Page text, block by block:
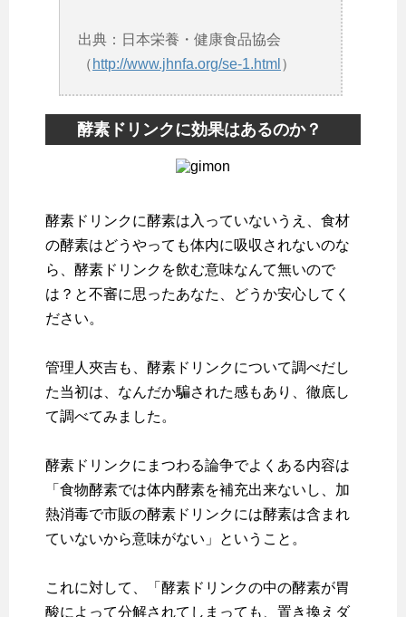
出典：日本栄養・健康食品協会
（ http://www.jhnfa.org/se-1.html ）
酵素ドリンクに効果はあるのか？
酵素ドリンクに酵素は入っていないうえ、食材
の酵素はどうやっても体内に吸収されないのな
ら、酵素ドリンクを飲む意味なんて無いので
は？と不審に思ったあなた、どうか安心してく
ださい。
管理人夾吉も、酵素ドリンクについて調べだし
た当初は、なんだか騙された感もあり、徹底し
て調べてみました。
酵素ドリンクにまつわる論争でよくある内容は
「食物酵素では体内酵素を補充出来ないし、加
熱消毒で市販の酵素ドリンクには酵素は含まれ
ていないから意味がない」ということ。
これに対して、「酵素ドリンクの中の酵素が胃
酸によって分解されてしまっても、置き換えダ